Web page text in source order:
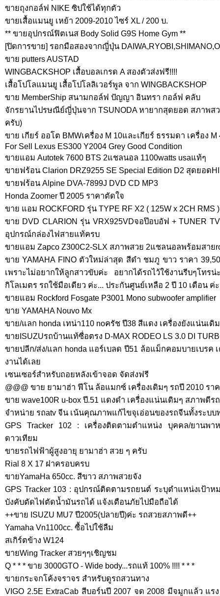
ขายถุงกอล์ฟ NIKE ซิปใช้ได้ทุกตัว
ขายเสื้อแมนยู เหย้า 2009-2010 ไซร์ XL / 200 บ.
** ขายอุปกรณ์ฟิตเนส Body Solid G9S Home Gym **
[ปิดการขาย] รอกมือสองจากญี่ปุ่น
ขาย putters AUSTAD
WINGBACKSHOP เสื้อบอลเกรด A สองตัวส่งฟรี!!!!
เสื้อโปโลแมนยู เสื้อโปโลลิเวอร์พูล จาก WINGBACKSHOP
ขาย MemberShip สนามกอล์ฟ ปัญญา อินทรา กอล์ฟ คลับ
จักรยานไปรษณีย์ญี่ปุ่นจาก TSUNODA หายากสุดยอด สภาพส
ครับ)
ขาย เกียร์ ออโต BMWเครื่อง M 10และเกียร์ ธรรมดา เครื่อง M
For Sell Lexus ES300 Y2004 Grey Good Condition
ขายแอม Autotek 7600 BTS 2แชลนอล 1100watts usaแท้ๆ
ขายฟร้อน Clarion DRZ9255 SE Special Edition D2 สุดยอด
ขายฟร้อน Alpine DVA-7899J DVD CD MP3
Honda Zoomer ปี 2005 ราคาตัดใจ
ขาย แอม ROCKFORD รุ่น TYPE RF X2 ( 125W x 2CH RMS
ขาย DVD CLARION รุ่น VRX925VDจอป๊อบอัฟ + TUNER
อุปกรณ์กล่องไฟสายแท้ครบ
ขายแอม Zapco Z300C2-SLX สภาพสวย 2แชลนอลพร้อมสาย
ขาย YAMAHA FINO ตัวใหม่ล่าสุด สีดำ ชมภู ขาว ราคา
เพราะไม่อยากให้ลูกสาวขับค่ะ อยากได้รถไว้ใช้งานรีบๆโทร
กิโลเมตร รถใช้มือเดียว ค่ะ... ประกันศูนย์เหลือ 2 ปี 10 เดือน ค่ะ
ขายแอม Rockford Fosgate P3001 Mono subwoofer amplifier
ขาย YAMAHA Nouvo Mx
ขาย/แลก honda เทน่า110 noครัช ปี38 สีแดง เครื่องยังแน่นเ
ขายISUZUรถบ้านแท้ซื่อตรง D-MAX RODEO LS 3.0 DI
ขายปลีก/ส่ง/แลก honda แอร์เบลด ปี51 ล้อแม็กคอมบายเบรค
งานได้เลย
เซนเซอร์สำหรับถอยหลังเข้าจอด จัดส่งฟรี
@@@ ขาย ยามาฮ่า ฟีโน ล้อแมกซ์ เครื่องเดิมๆ รถปี 2010 รา
ขาย wave100R u-box ปี.51 แดงดำ เครื่องแน่นเดิมๆ สภาพดี
จำหน่าย รถatv จีน เน้นคุณภาพแก้ไขจุเอ่อนของรถจีนทั้งระบ
GPS Tracker 102 : เครื่องติดตามตำแหน่ง บุคคล/ยานพา
ดาวเทียม
ขายรถไฟฟ้าผู้สูงอายุ ยามาฮ่า สวย ๆ ครับ
Rial 8 X 17 ฝาครอบครบ
ขายYamaHa 650cc. สีขาว สภาพสวยจัง
GPS Tracker 103 : อุปกรณ์ติดตามรถยนต์ ระบุตำแหน่งเป้า
บังคับตัดไฟตัดน้ำมันรถได้ แจ้งเตือนภัยไปมือถือได้
++ขาย ISUZU MU7 ปี2005(ปลายปี)ค่ะ รถสวยสภาพดี++
Yamaha Vn1100cc. ซื้อไปใช้ลืม
สเกิร์ตข้าง W124
ขายWing Tracker สวยๆๆเชิญชม
Q * * * ขาย 3000GTO - Wide body...รถแท้ 100% !!!! * * *
ขายกระจกโค้งจราจร สำหรับดูรถสวนทาง
VIGO 2.5E ExtraCab สีบอร์นปี 2007 จด 2008 มีจมูกแล้ว แ